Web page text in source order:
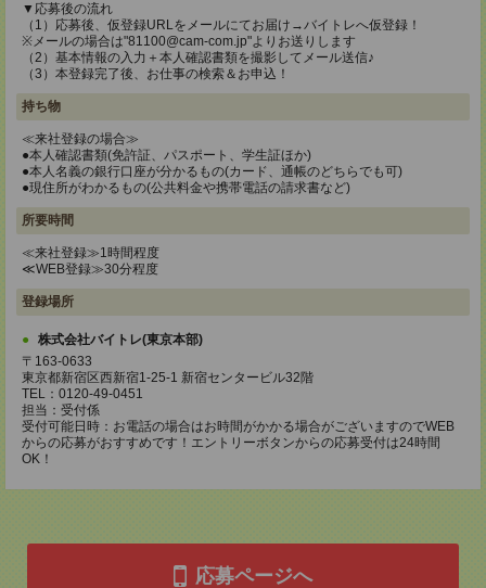
▼応募後の流れ
（1）応募後、仮登録URLをメールにてお届け→バイトレへ仮登録！
※メールの場合は"81100@cam-com.jp"よりお送りします
（2）基本情報の入力＋本人確認書類を撮影してメール送信♪
（3）本登録完了後、お仕事の検索＆お申込！
持ち物
≪来社登録の場合≫
●本人確認書類(免許証、パスポート、学生証ほか)
●本人名義の銀行口座が分かるもの(カード、通帳のどちらでも可)
●現住所がわかるもの(公共料金や携帯電話の請求書など)
所要時間
≪来社登録≫1時間程度
≪WEB登録≫30分程度
登録場所
株式会社バイトレ(東京本部)
〒163-0633
東京都新宿区西新宿1-25-1 新宿センタービル32階
TEL：0120-49-0451
担当：受付係
受付可能日時：お電話の場合はお時間がかかる場合がございますのでWEB
からの応募がおすすめです！エントリーボタンからの応募受付は24時間
OK！
応募ページへ